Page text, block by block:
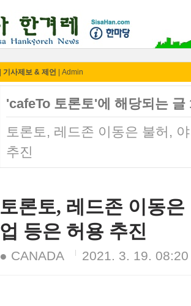
기사제보 & 제언 Admin
'cafeTo 토론토'에 해당되는 글
토론토, 레드존 이동은 불허,
추진
토론토, 레드존 이동
업 등은 허용 추진
● CANADA 2021. 3. 19. 08:20